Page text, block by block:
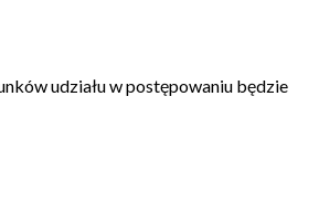
udziału w postępowaniu będzie